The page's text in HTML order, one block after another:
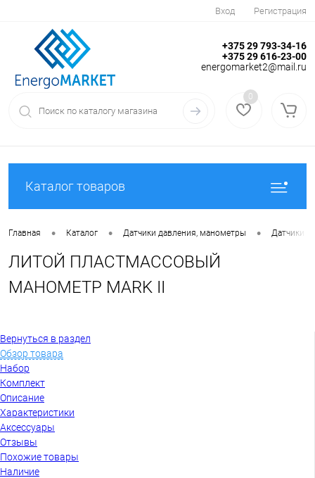
Вход Регистрация
+375 29 793-34-16
+375 29 616-23-00
energomarket2@mail.ru
0
Каталог товаров
Главная • Каталог • Датчики давления, манометры • Датчики
ЛИТОЙ ПЛАСТМАССОВЫЙ
МАНОМЕТР MARK II
Вернуться в раздел
Обзор товара
Набор
Комплект
Описание
Характеристики
Аксессуары
Отзывы
Похожие товары
Наличие